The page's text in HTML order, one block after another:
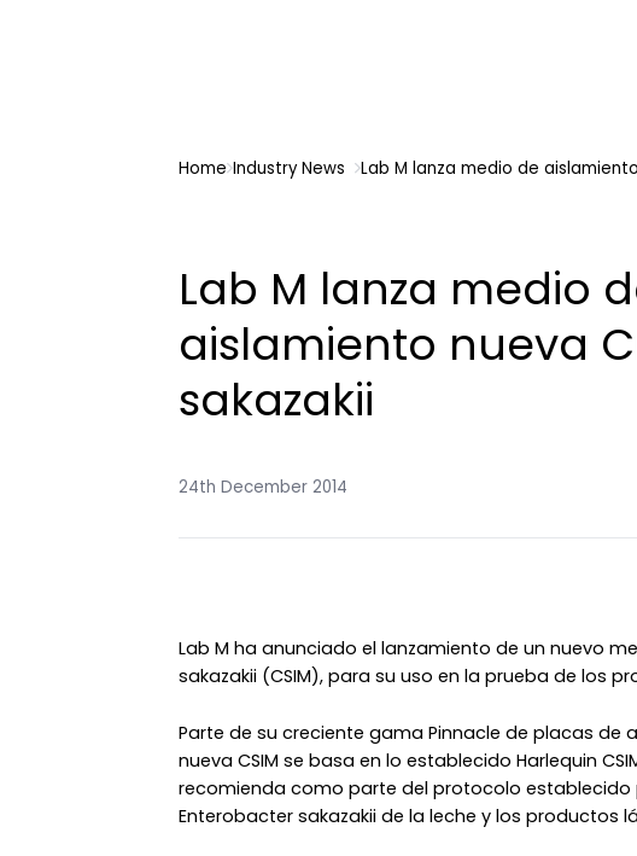
Home Industry News Lab M lanza medio de
Lab M lanza medio
aislamiento nueva
sakazakii
24th December 2014
Lab M ha anunciado el lanzamiento de un nuevo
sakazakii (CSIM), para su uso en la prueba de los
Parte de su creciente gama Pinnacle de placas de
nueva CSIM se basa en lo establecido Harlequin
recomienda como parte del protocolo establecido
Enterobacter sakazakii de la leche y los productos